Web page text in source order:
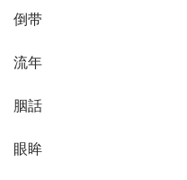
倒带
流年
胭話
眼眸